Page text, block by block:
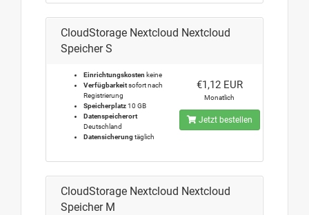
CloudStorage Nextcloud Nextcloud
Speicher S
Einrichtungskosten keine
Verfügbarkeitsofort nach
Registrierung
Speicherplatz10 GB
Datenspeicherort
Deutschland
Datensicherungtäglich
€1,12 EUR
Monatlich
Jetzt bestellen
CloudStorage Nextcloud Nextcloud
Speicher M